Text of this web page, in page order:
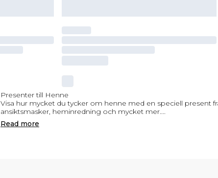
Presenter till Henne
Visa hur mycket du tycker om henne med en speciell present
ansiktsmasker, heminredning och mycket mer....
Read more